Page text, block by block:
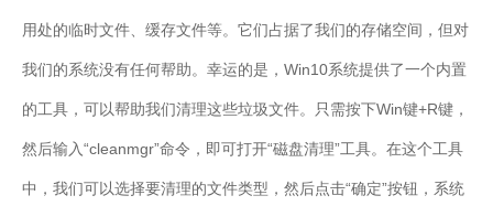
用处的临时文件、缓存文件等。它们占据了我们的存储空间，但对
我们的系统没有任何帮助。幸运的是，Win10系统提供了一个内置
的工具，可以帮助我们清理这些垃圾文件。只需按下Win键+R键，
然后输入“cleanmgr”命令，即可打开“磁盘清理”工具。在这个工具
中，我们可以选择要清理的文件类型，然后点击“确定”按钮，系统